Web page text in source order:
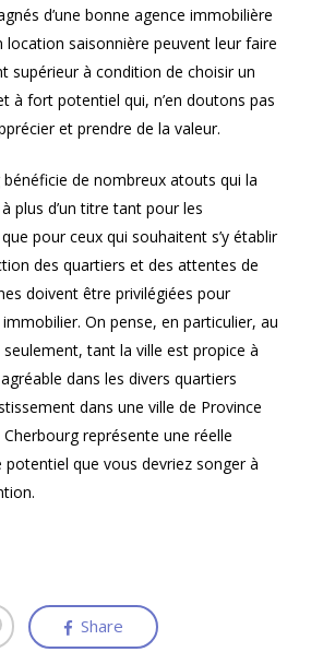
d’une bonne agence immobilière
location saisonnière peuvent leur faire
supérieur à condition de choisir un
à fort potentiel qui, n’en doutons pas
et prendre de la valeur.
bénéficie de nombreux atouts qui la
plus d’un titre tant pour les
pour ceux qui souhaitent s’y établir
des quartiers et des attentes de
doivent être privilégiées pour
immobilier. On pense, en particulier, au
tant la ville est propice à
dans les divers quartiers
dans une ville de Province
représente une réelle
que vous devriez songer à
Share